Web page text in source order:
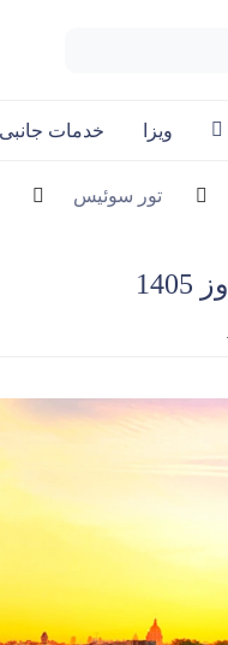
ویزا خدمات
تور سوئیس